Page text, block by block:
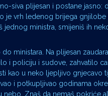
siva plijesan i postane jasno:
je vrh ledenog brijega
ministra, smijeniš ih
do ministara. Na plijesan
i policiju i sudove, zahvatilo
kao u neko ljepljivo gnjecavo
i potkupljivao godinama
nebo. Znaš da nemaš pokriće